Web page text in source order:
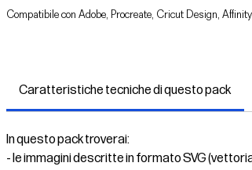
Compatibile con Adobe, Procreate, Cricut Design,
Caratteristiche tecniche di questo pack
In questo pack troverai:
- le immagini descritte in formato SVG